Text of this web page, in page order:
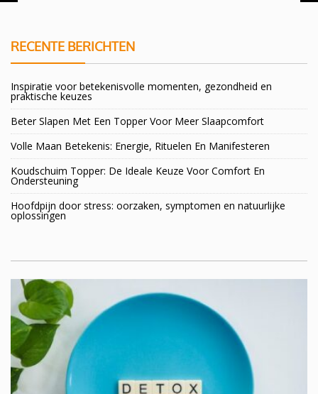
RECENTE BERICHTEN
Inspiratie voor betekenisvolle momenten, gezondheid en
praktische keuzes
Beter Slapen Met Een Topper Voor Meer Slaapcomfort
Volle Maan Betekenis: Energie, Rituelen En Manifesteren
Koudschuim Topper: De Ideale Keuze Voor Comfort En
Ondersteuning
Hoofdpijn door stress: oorzaken, symptomen en natuurlijke
oplossingen